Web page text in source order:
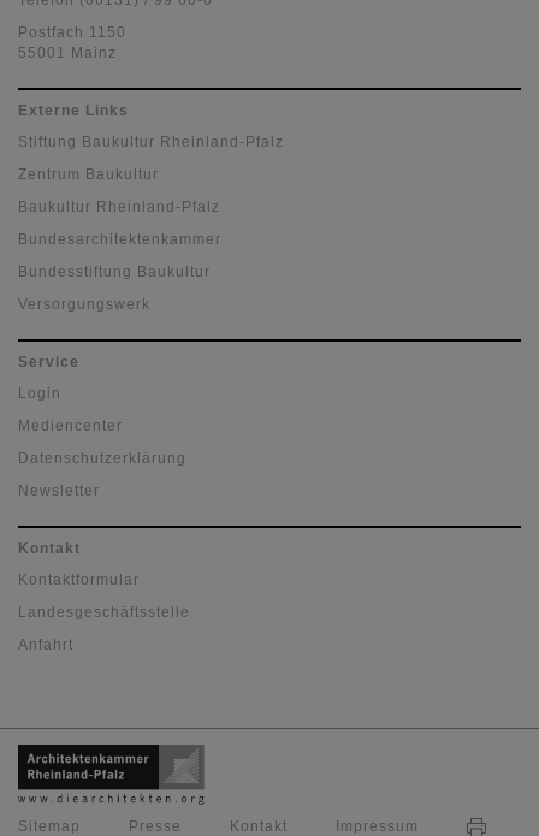
Postfach 1150
55001 Mainz
Externe Links
Stiftung Baukultur Rheinland-Pfalz
Zentrum Baukultur
Baukultur Rheinland-Pfalz
Bundesarchitektenkammer
Bundesstiftung Baukultur
Versorgungswerk
Service
Login
Mediencenter
Datenschutzerklärung
Newsletter
Kontakt
Kontaktformular
Landesgeschäftsstelle
Anfahrt
Sitemap Presse Kontakt Impressum